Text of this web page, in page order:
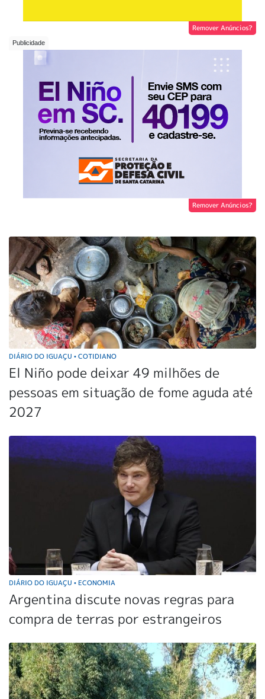
Remover Anúncios?
Remover Anúncios?
DIÁRIO DO IGUAÇU • COTIDIANO
El Niño pode deixar 49 milhões de
pessoas em situação de fome aguda até
2027
DIÁRIO DO IGUAÇU • ECONOMIA
Argentina discute novas regras para
compra de terras por estrangeiros